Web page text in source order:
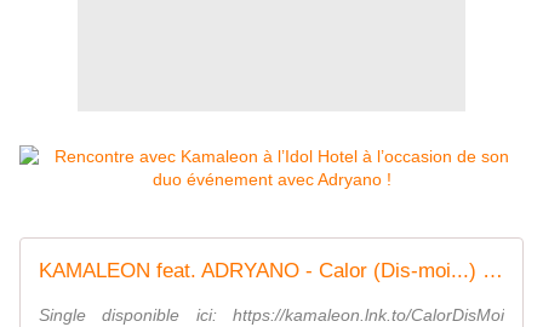
KAMALEON feat. ADRYANO - Calor (Dis-moi...) (Official Video)
Single disponible ici: https://kamaleon.lnk.to/CalorDisMoi